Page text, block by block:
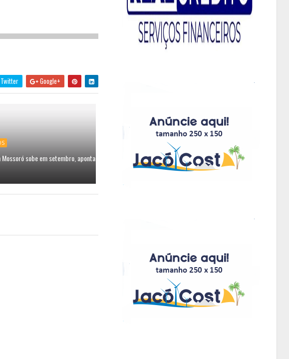
Twitter Google+
sobe em setembro, aponta